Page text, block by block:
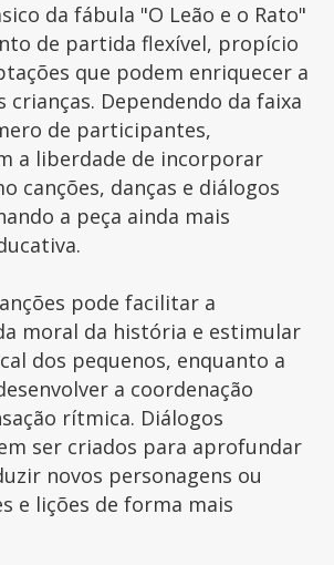
da fábula "O Leão e o Rato"
de partida flexível, propício
que podem enriquecer a
crianças. Dependendo da faixa
de participantes,
a liberdade de incorporar
canções, danças e diálogos
a peça ainda mais
pode facilitar a
moral da história e estimular
dos pequenos, enquanto a
a coordenação
rítmica. Diálogos
ser criados para aprofundar
novos personagens ou
e lições de forma mais